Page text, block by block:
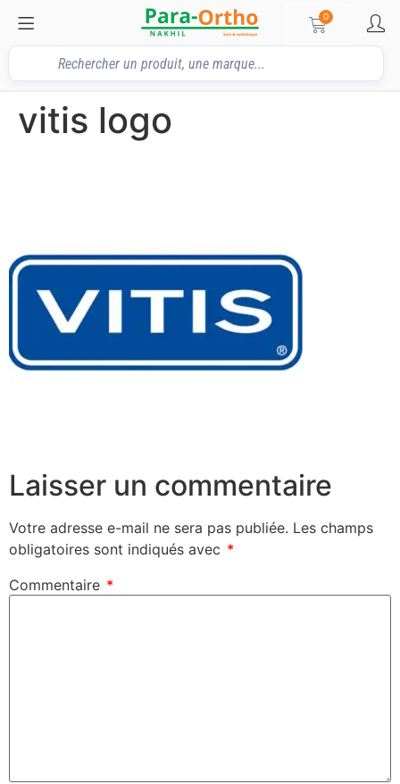
0
vitis logo
Laisser un commentaire
Votre adresse e-mail ne sera pas publiée. Les champs
obligatoires sont indiqués avec *
Commentaire *